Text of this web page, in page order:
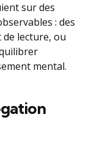
sur des
: des
lecture, ou
mental.